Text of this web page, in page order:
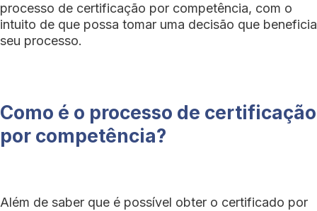
processo de certificação por competência, com o
intuito de que possa tomar uma decisão que beneficia
seu processo.
Como é o processo de certificação
por competência?
Além de saber que é possível obter o certificado por